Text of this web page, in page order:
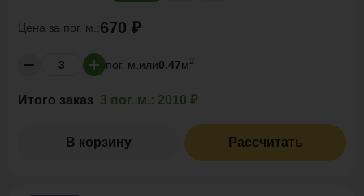
Цена за пог. м.:670 ₽
пог. м. или0.47м2
Итого заказ 3 пог. м.: 2010 ₽
В корзину Рассчитать